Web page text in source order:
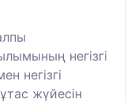
негізгі
негізгі
жүйесін